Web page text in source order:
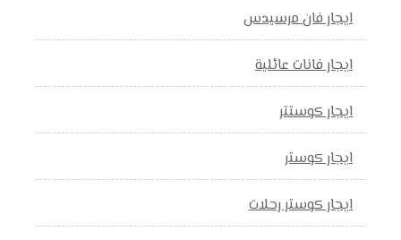
ايجار فان مرسيدس
ايجار فانات عائلية
ايجار كوستتر
ايجار كوستر
ايجار كوستر رحلات